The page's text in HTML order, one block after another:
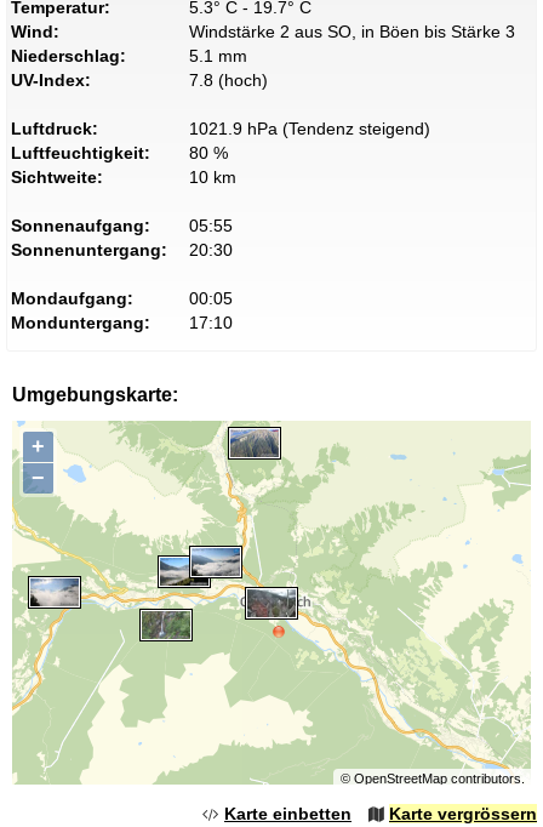
Temperatur:
5.3° C - 19.7° C
Wind:
Windstärke 2 aus SO, in Böen bis Stärke 3
Niederschlag:
5.1 mm
UV-Index:
7.8 (hoch)
Luftdruck:
1021.9 hPa (Tendenz steigend)
Luftfeuchtigkeit:
80 %
Sichtweite:
10 km
Sonnenaufgang:
05:55
Sonnenuntergang:
20:30
Mondaufgang:
00:05
Monduntergang:
17:10
Umgebungskarte:
+
−
© OpenStreetMapcontributors.
Karte einbetten Karte vergrössern